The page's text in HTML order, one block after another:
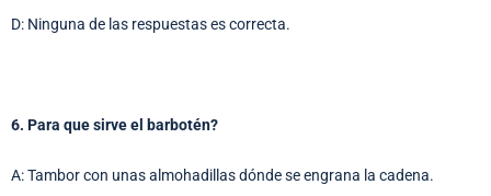
D: Ninguna de las respuestas es correcta.
6. Para que sirve el barbotén?
A: Tambor con unas almohadillas dónde se engrana la cadena.